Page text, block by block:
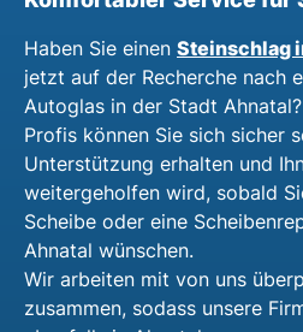
Haben Sie einen Steinschlag
jetzt auf der Recherche nach
Autoglas in der Stadt
Profis können Sie sich sicher
Unterstützung erhalten und
weitergeholfen wird, sobald
Scheibe oder eine
Ahnatal wünschen.
Wir arbeiten mit von uns
zusammen, sodass unsere